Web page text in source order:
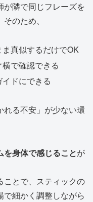
が隣で同じフレーズを
のため、
真似するだけでOK
で確認できる
ドにできる
れる不安」が少ない環
を身体で感じることが
ことで、スティックの
細かく調整しながら